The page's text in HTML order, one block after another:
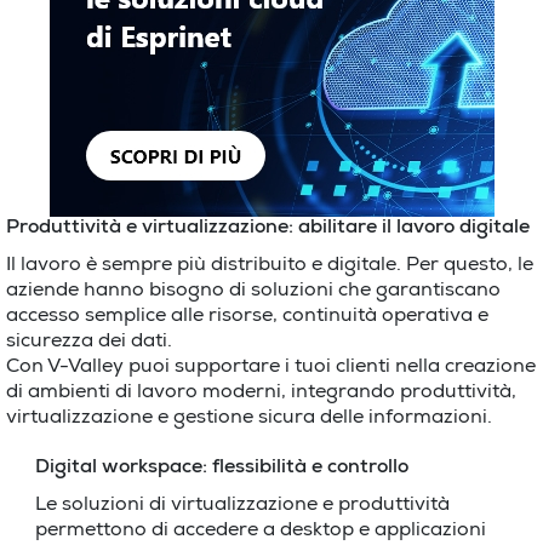
Produttività e virtualizzazione: abilitare il lavoro digitale
Il lavoro è sempre più distribuito e digitale. Per questo, le
aziende hanno bisogno di soluzioni che garantiscano
accesso semplice alle risorse, continuità operativa e
sicurezza dei dati.
Con V-Valley puoi supportare i tuoi clienti nella creazione
di ambienti di lavoro moderni, integrando produttività,
virtualizzazione e gestione sicura delle informazioni.
Digital workspace: flessibilità e controllo
Le soluzioni di virtualizzazione e produttività
permettono di accedere a desktop e applicazioni